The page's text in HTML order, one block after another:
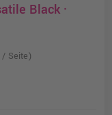
Black ·
/ Seite)